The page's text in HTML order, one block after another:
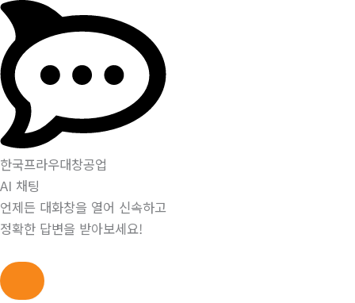
한국프라우대창공업
AI 채팅
언제든 대화창을 열어 신속하고
정확한 답변을 받아보세요!